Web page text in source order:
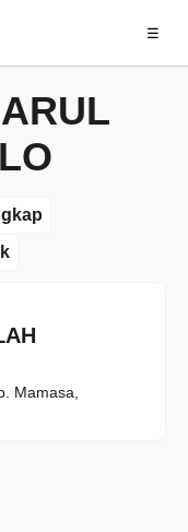
☰
Mamasa,